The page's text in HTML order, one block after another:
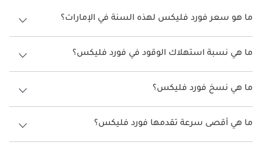
ما هو سعر فورد فليكس لهذه السنة في الإمارات؟
فورد فليكس لهذه السنة في الإمارات هو TBD.
ما هي نسبة استهلاك الوقود في فورد فليكس؟
اقترحت الشركة المصنعة أن تكون نسبة توفير استهلاك الوقود لسيارة فورد
فليكس هو TBD.
ما هي نسخ فورد فليكس؟
نسخ فورد فليكس هي .
ما هي أقصى سرعة تقدمها فورد فليكس؟
السرعة القصوى فورد فليكس هي TBD.